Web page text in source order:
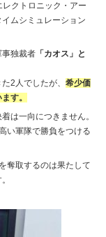
クトロニック・アー
ムシミュレーション
事独裁者 「カオス」と
2人でしたが、希少価
す。
は一向につきません。
い軍隊で勝負をつける
奪取するのは果たして